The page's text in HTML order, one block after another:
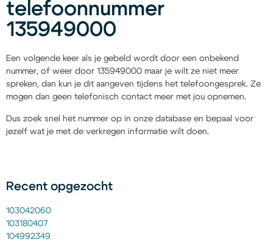
telefoonnummer
135949000
Een volgende keer als je gebeld wordt door een onbekend
nummer, of weer door 135949000 maar je wilt ze niet meer
spreken, dan kun je dit aangeven tijdens het telefoongesprek. Ze
mogen dan geen telefonisch contact meer met jou opnemen.
Dus zoek snel het nummer op in onze database en bepaal voor
jezelf wat je met de verkregen informatie wilt doen.
Recent opgezocht
103042060
103180407
104992349